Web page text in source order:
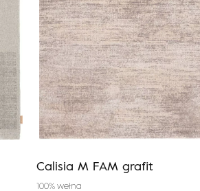
Calisia M FAM grafit
100% wełna